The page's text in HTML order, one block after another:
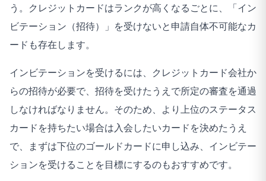
う。クレジットカードはランクが高くなるごとに、「イン
ビテーション（招待）」を受けないと申請自体不可能なカ
ードも存在します。
インビテーションを受けるには、クレジットカード会社か
らの招待が必要で、招待を受けたうえで所定の審査を通過
しなければなりません。そのため、より上位のステータス
カードを持ちたい場合は入会したいカードを決めたうえ
で、まずは下位のゴールドカードに申し込み、インビテー
ションを受けることを目標にするのもおすすめです。